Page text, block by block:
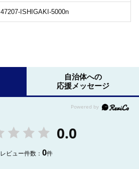
47207-ISHIGAKI-5000n
自治体への
応援メッセージ
0.0
レビュー件数：0件